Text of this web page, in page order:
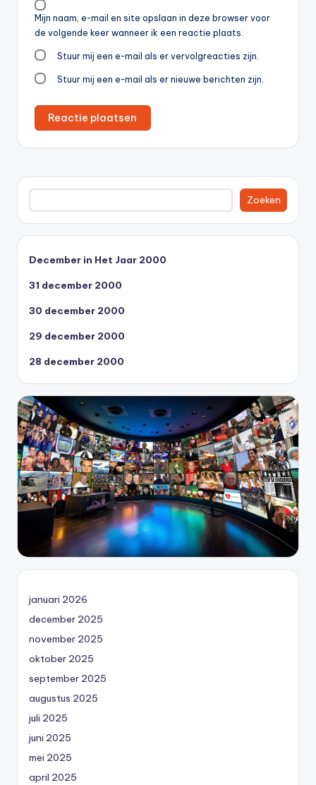
Mijn naam, e-mail en site opslaan in deze browser voor
de volgende keer wanneer ik een reactie plaats.
Stuur mij een e-mail als er vervolgreacties zijn.
Stuur mij een e-mail als er nieuwe berichten zijn.
Zoeken
Zoeken
December in Het Jaar 2000
31 december 2000
30 december 2000
29 december 2000
28 december 2000
januari 2026
december 2025
november 2025
oktober 2025
september 2025
augustus 2025
juli 2025
juni 2025
mei 2025
april 2025